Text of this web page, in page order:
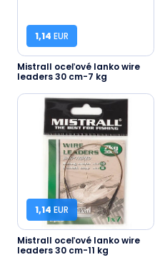
1,14 EUR
Mistrall oceľové lanko wire
leaders 30 cm-7 kg
1,14 EUR
Mistrall oceľové lanko wire
leaders 30 cm-11 kg